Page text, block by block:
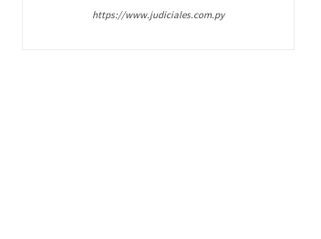
https://www.judiciales.com.py